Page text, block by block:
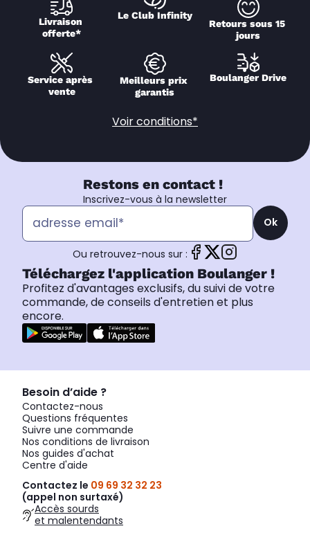
Livraison
offerte*
Le Club Infinity
Retours sous 15
jours
Service après
vente
Meilleurs prix
garantis
Boulanger Drive
Voir conditions*
Restons en contact !
Inscrivez-vous à la newsletter
Ok
Ou retrouvez-nous sur :
Téléchargez l'application Boulanger !
Profitez d'avantages exclusifs, du suivi de votre
commande, de conseils d'entretien et plus
encore.
Besoin d’aide ?
Contactez-nous
Questions fréquentes
Suivre une commande
Nos conditions de livraison
Nos guides d'achat
Centre d'aide
Contactez le 09 69 32 32 23
(appel non surtaxé)
Accès sourds
et malentendants